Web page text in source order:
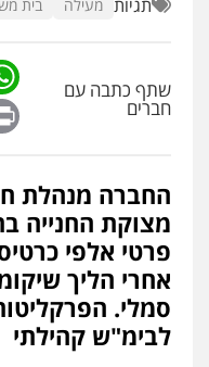
פלילי
עו"ד
פלילי
סמים
תגיות מעילה בית
שתף כתבה עם
חברים
החברה מנהלת
מצוקת החנייה
פרטי אלפי
אחרי הליך
סמלי.
לבימ"ש קהילתי